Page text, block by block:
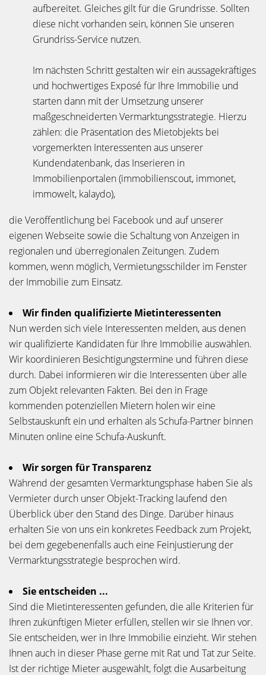
aufbereitet. Gleiches gilt für die Grundrisse. Sollten
diese nicht vorhanden sein, können Sie unseren
Grundriss-Service nutzen.
Im nächsten Schritt gestalten wir ein aussagekräftiges
und hochwertiges Exposé für Ihre Immobilie und
starten dann mit der Umsetzung unserer
maßgeschneiderten Vermarktungsstrategie. Hierzu
zählen: die Präsentation des Mietobjekts bei
vorgemerkten Interessenten aus unserer
Kundendatenbank, das Inserieren in
Immobilienportalen (immobilienscout, immonet,
immowelt, kalaydo),
die Veröffentlichung bei Facebook und auf unserer
eigenen Webseite sowie die Schaltung von Anzeigen in
regionalen und überregionalen Zeitungen. Zudem
kommen, wenn möglich, Vermietungsschilder im Fenster
der Immobilie zum Einsatz.
Wir finden qualifizierte Mietinteressenten
Nun werden sich viele Interessenten melden, aus denen
wir qualifizierte Kandidaten für Ihre Immobilie auswählen.
Wir koordinieren Besichtigungstermine und führen diese
durch. Dabei informieren wir die Interessenten über alle
zum Objekt relevanten Fakten. Bei den in Frage
kommenden potenziellen Mietern holen wir eine
Selbstauskunft ein und erhalten als Schufa-Partner binnen
Minuten online eine Schufa-Auskunft.
Wir sorgen für Transparenz
Während der gesamten Vermarktungsphase haben Sie als
Vermieter durch unser Objekt-Tracking laufend den
Überblick über den Stand des Dinge. Darüber hinaus
erhalten Sie von uns ein konkretes Feedback zum Projekt,
bei dem gegebenenfalls auch eine Feinjustierung der
Vermarktungsstrategie besprochen wird.
Sie entscheiden ...
Sind die Mietinteressenten gefunden, die alle Kriterien für
Ihren zukünftigen Mieter erfüllen, stellen wir sie Ihnen vor.
Sie entscheiden, wer in Ihre Immobilie einzieht. Wir stehen
Ihnen auch in dieser Phase gerne mit Rat und Tat zur Seite.
Ist der richtige Mieter ausgewählt, folgt die Ausarbeitung